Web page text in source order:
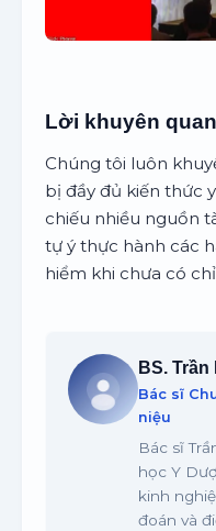
Lời khuyên
Chúng tôi luôn
bị đầy đủ kiến thức
chiếu nhiều nguồn
tự ý thực hành các
hiểm khi chưa có
BS.
Bác sĩ
niệu
Bác sĩ
học Y
kinh
đoán và